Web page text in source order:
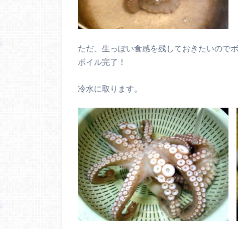
ただ、生っぽい食感を残しておきたいので
ボイル完了！
冷水に取ります。